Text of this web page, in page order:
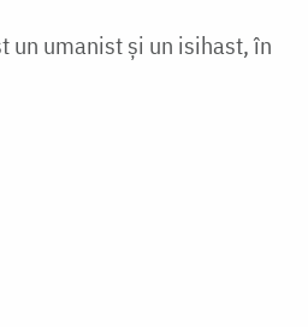
un umanist și un isihast, în